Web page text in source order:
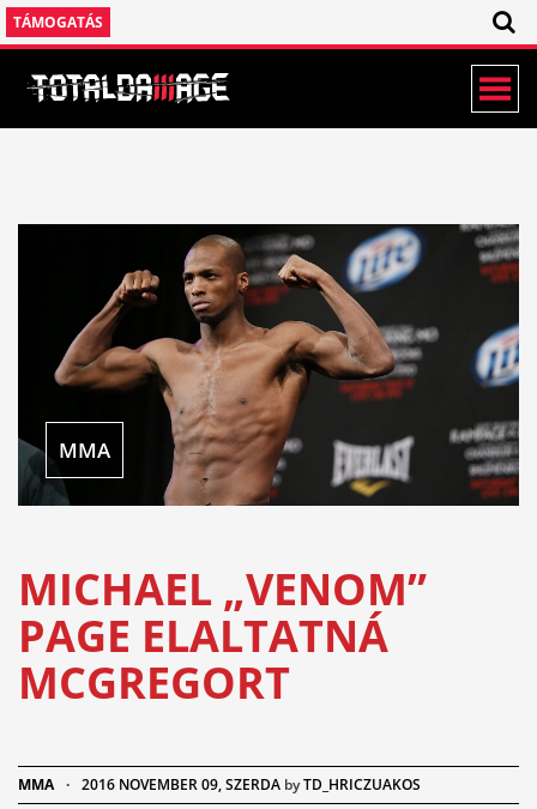
TÁMOGATÁS
MMA
MICHAEL „VENOM”
PAGE ELALTATNÁ
MCGREGORT
MMA · 2016 NOVEMBER 09, SZERDA byTD_HRICZUAKOS